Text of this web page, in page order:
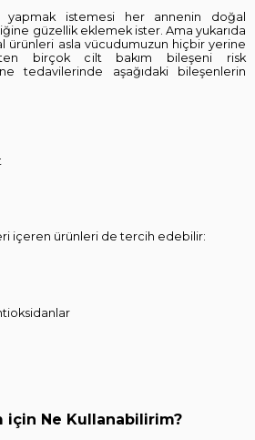
yapmak istemesi her annenin doğal
güzellik eklemek ister. Ama yukarıda
ürünleri asla vücudumuzun hiçbir yerine
birçok cilt bakım bileşeni risk
tedavilerinde aşağıdaki bileşenlerin
içeren ürünleri de tercih edebilir:
için Ne Kullanabilirim?